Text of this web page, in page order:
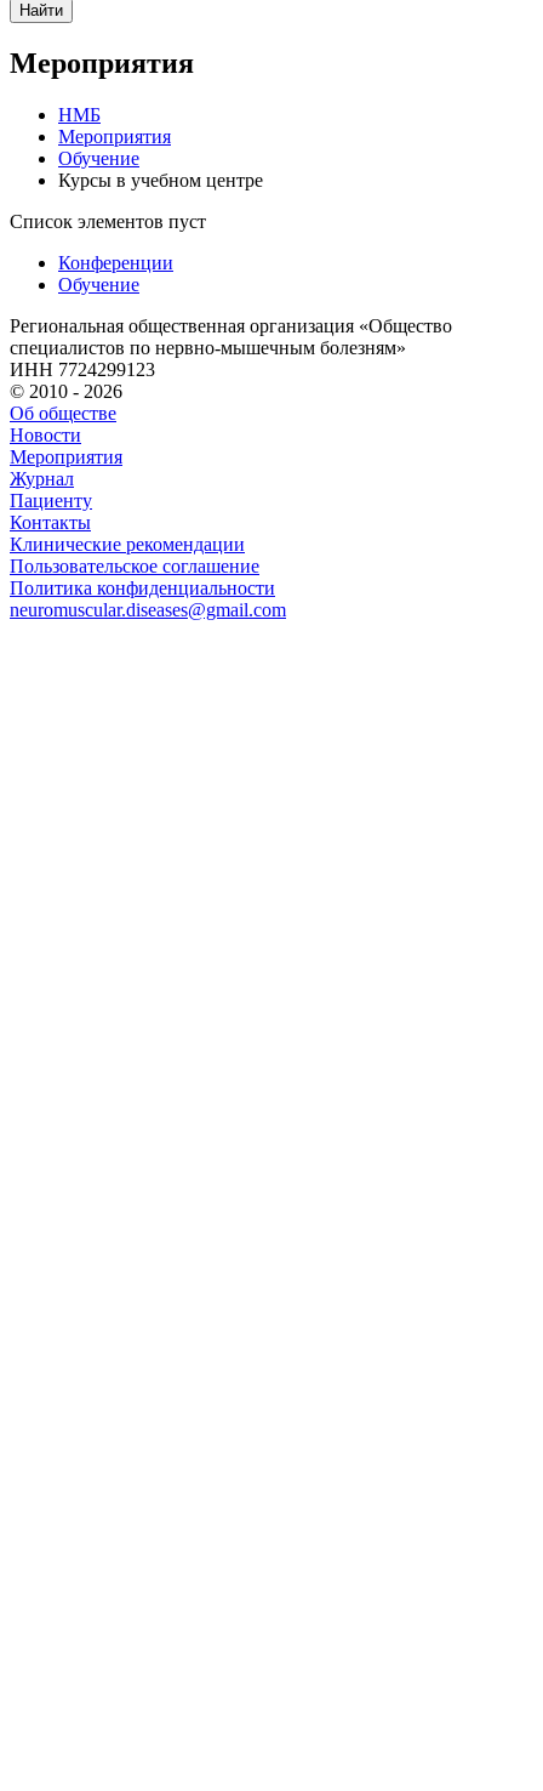
Найти
Мероприятия
НМБ
Мероприятия
Обучение
Курсы в учебном центре
Список элементов пуст
Конференции
Обучение
Региональная общественная организация «Общество
специалистов по нервно-мышечным болезням»
ИНН 7724299123
© 2010 - 2026
Об обществе
Новости
Мероприятия
Журнал
Пациенту
Контакты
Клинические рекомендации
Пользовательское соглашение
Политика конфиденциальности
neuromuscular.diseases@gmail.com